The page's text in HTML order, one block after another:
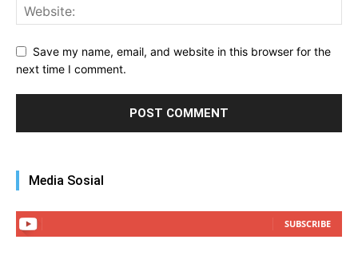
Save my name, email, and website in this browser for the
next time I comment.
Media Sosial
SUBSCRIBE